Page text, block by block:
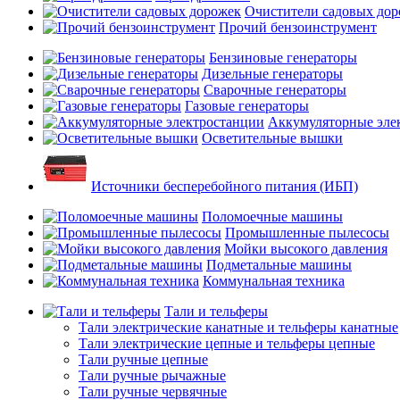
Очистители садовых
Прочий бензоинструмент
Бензиновые генераторы
Дизельные генераторы
Сварочные генераторы
Газовые генераторы
Аккумуляторные
Осветительные вышки
Источники бесперебойного питания (ИБП)
Поломоечные машины
Промышленные пылесосы
Мойки высокого давления
Подметальные машины
Коммунальная техника
Тали и тельферы
Тали электрические канатные и тельферы канатные
Тали электрические цепные и тельферы цепные
Тали ручные цепные
Тали ручные рычажные
Тали ручные червячные